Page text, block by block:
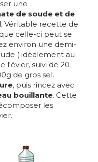
une
de soude et de
. Véritable recette de
celle-ci peut se
environ une demi-
( idéalement au
l'évier, suivi de 20
de gros sel.
, puis rincez avec
bouillante. Cette
les